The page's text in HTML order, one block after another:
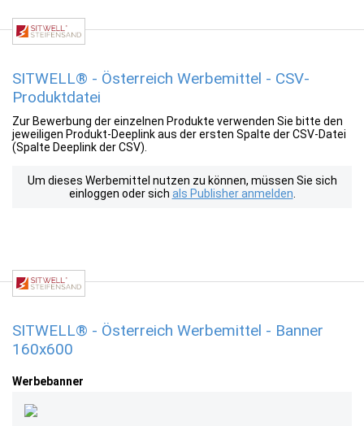
SITWELL® - Österreich Werbemittel - CSV-
Produktdatei
Zur Bewerbung der einzelnen Produkte verwenden Sie bitte den
jeweiligen Produkt-Deeplink aus der ersten Spalte der CSV-Datei
(Spalte Deeplink der CSV).
Um dieses Werbemittel nutzen zu können, müssen Sie sich
einloggen oder sich als Publisher anmelden
SITWELL® - Österreich Werbemittel - Banner
160x600
Werbebanner